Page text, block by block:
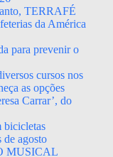
TERRAFÉ
da América
para prevenir o
cursos nos
as opções
Carrar’, do
bicicletas
de agosto
MUSICAL